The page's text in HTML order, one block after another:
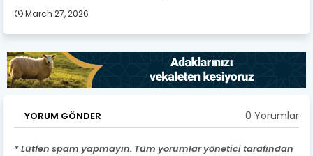
March 27, 2026
YORUM GÖNDER 0 Yorumlar
* Lütfen spam yapmayın. Tüm yorumlar yönetici tarafından